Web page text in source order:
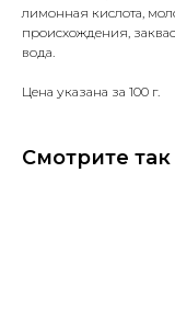
лимонная кислота,
происхождения,
вода.
Цена указана за 100 г.
Смотрите